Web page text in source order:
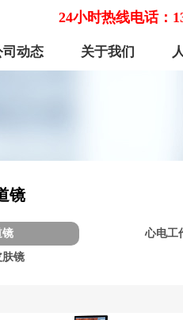
24小时热线电话：
司动态 关于我们
镜
镜 心电工
肤镜